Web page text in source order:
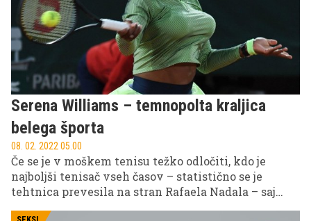
Serena Williams – temnopolta kraljica
belega športa
08. 02. 2022 05.00
Če se je v moškem tenisu težko odločiti, kdo je
najboljši tenisač vseh časov – statistično se je
tehtnica prevesila na stran Rafaela Nadala – saj